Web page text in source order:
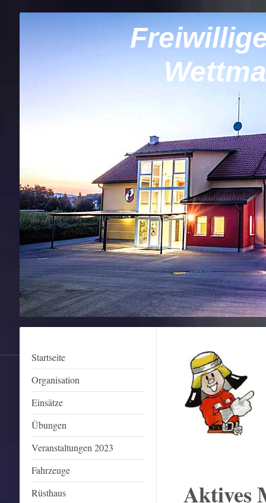
Startseite
Organisation
Einsätze
Übungen
Veranstaltungen 2023
Fahrzeuge
Rüsthaus
Aktives